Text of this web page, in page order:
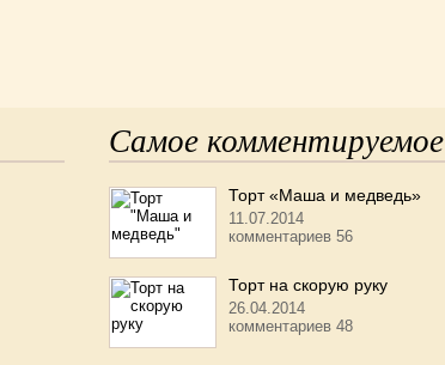
Самое комментируемое
Торт «Маша и медведь»
11.07.2014
комментариев 56
Торт на скорую руку
26.04.2014
комментариев 48